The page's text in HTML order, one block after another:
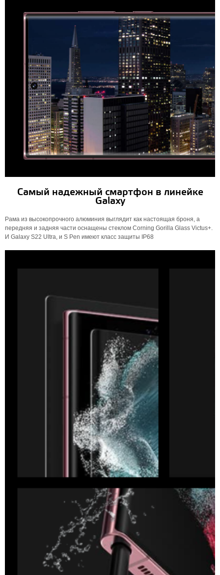
Самый надежный смартфон в линейке
Galaxy
Рама из высокопрочного алюминия выглядит как настоящая броня, а
передняя и задняя части оснащены стеклом Corning Gorilla Glass Victus+.
И Galaxy S22 Ultra, и S Pen имеют класс защиты IP68